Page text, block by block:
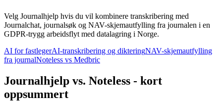
Velg Journalhjelp hvis du vil kombinere transkribering med
Journalchat, journalsøk og NAV-skjemautfylling fra journalen i en
GDPR-trygg arbeidsflyt med datalagring i Norge.
AI for fastlegerAI-transkribering og dikteringNAV-skjemautfylling
fra journalNoteless vs Medbric
Journalhjelp vs. Noteless - kort
oppsummert